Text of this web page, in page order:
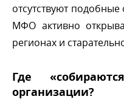
отсутствуют
МФО активно
регионах и
Где
организации?